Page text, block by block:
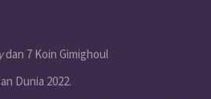
dan 7 Koin Gimighoul
Dunia 2022.